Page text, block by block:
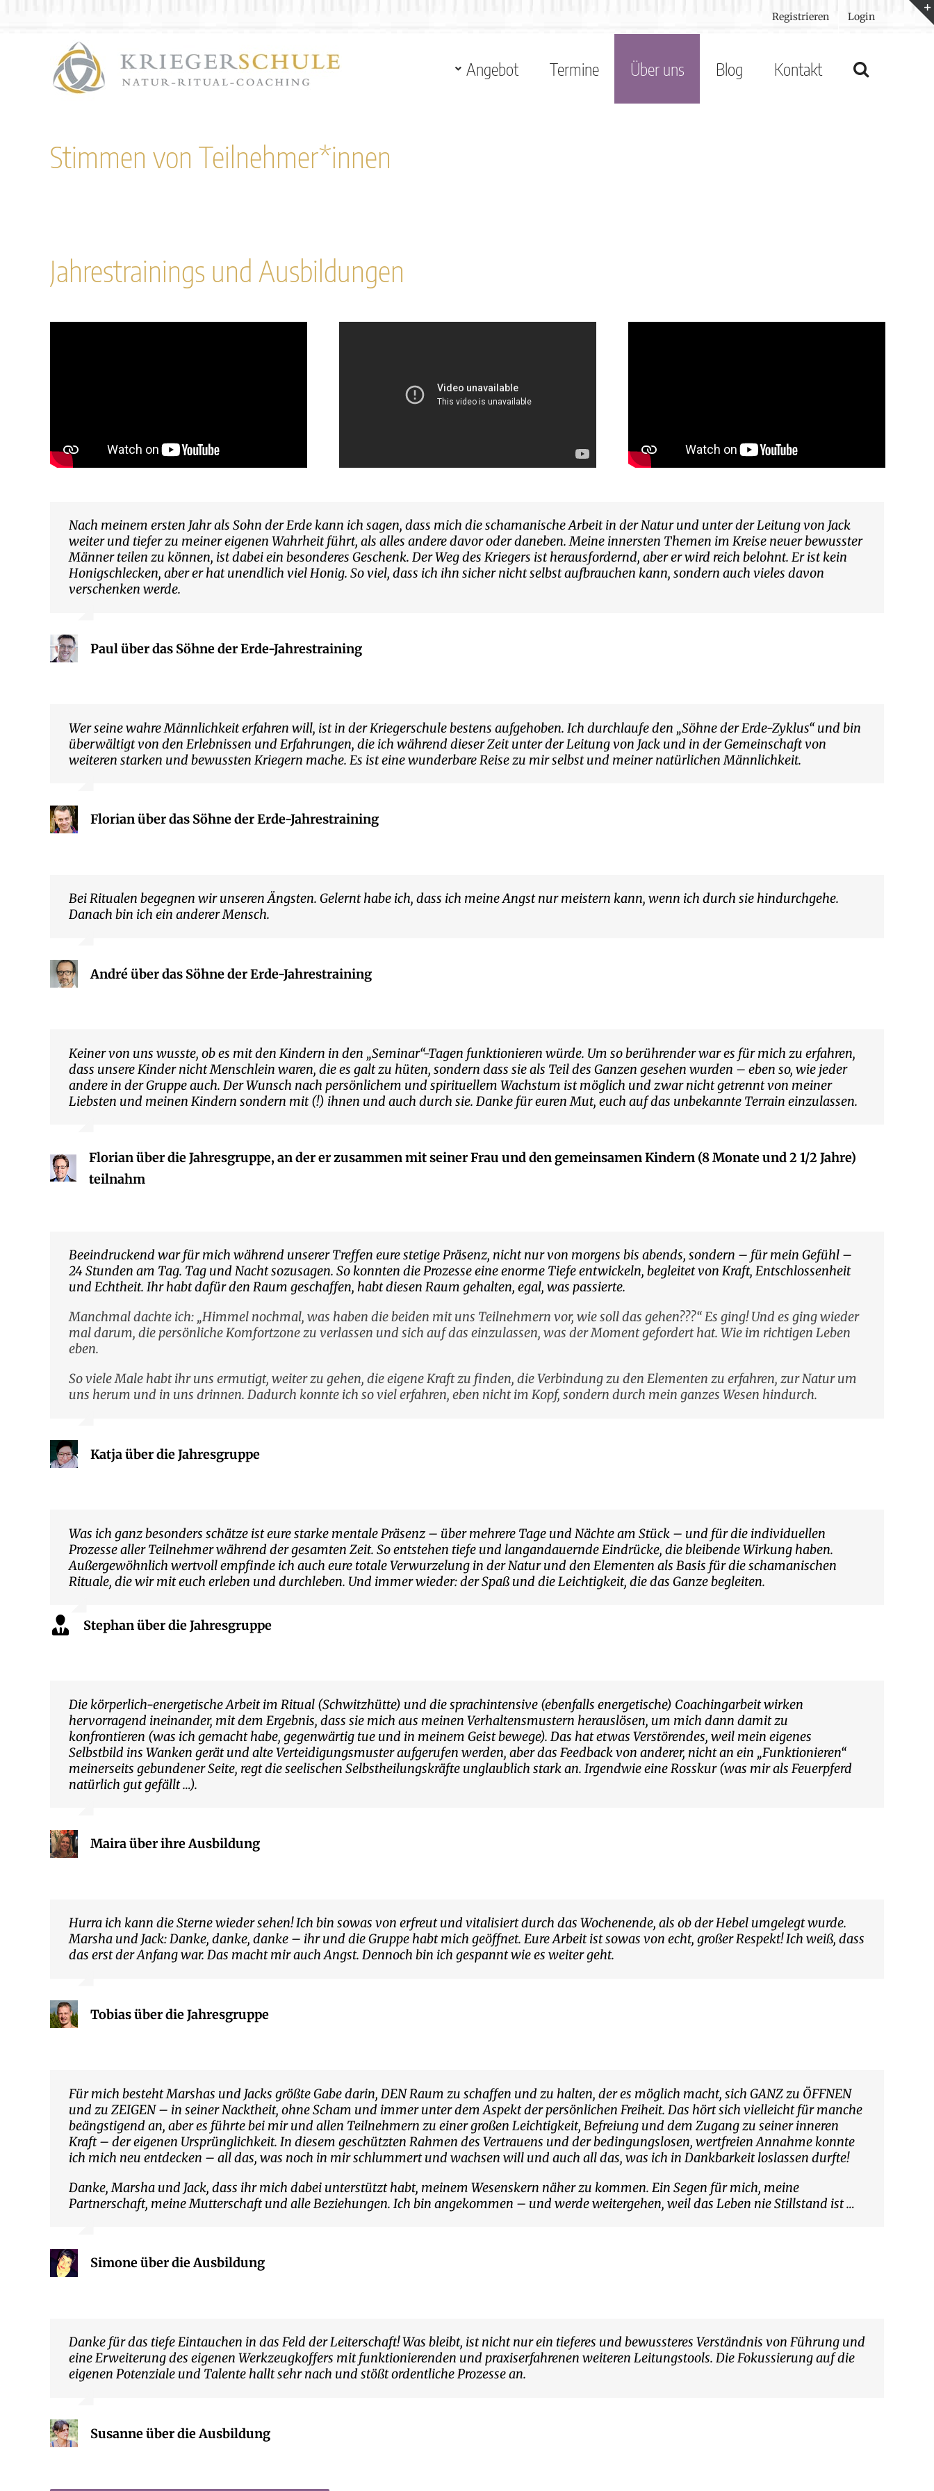
Registrieren Login
Angebot Termine Über uns Blog Kontakt
Stimmen von Teilnehmer*innen
Jahrestrainings und Ausbildungen
Nach meinem ersten Jahr als Sohn der Erde kann ich sagen, dass mich die schamanische Arbeit in der Natur und unter der Leitung von Jack
weiter und tiefer zu meiner eigenen Wahrheit führt, als alles andere davor oder daneben. Meine innersten Themen im Kreise neuer bewusster
Männer teilen zu können, ist dabei ein besonderes Geschenk. Der Weg des Kriegers ist herausfordernd, aber er wird reich belohnt. Er ist kein
Honigschlecken, aber er hat unendlich viel Honig. So viel, dass ich ihn sicher nicht selbst aufbrauchen kann, sondern auch vieles davon
verschenken werde.
Paul über das Söhne der Erde-Jahrestraining
Wer seine wahre Männlichkeit erfahren will, ist in der Kriegerschule bestens aufgehoben. Ich durchlaufe den „Söhne der Erde-Zyklus“ und bin
überwältigt von den Erlebnissen und Erfahrungen, die ich während dieser Zeit unter der Leitung von Jack und in der Gemeinschaft von
weiteren starken und bewussten Kriegern mache. Es ist eine wunderbare Reise zu mir selbst und meiner natürlichen Männlichkeit.
Florian über das Söhne der Erde-Jahrestraining
Bei Ritualen begegnen wir unseren Ängsten. Gelernt habe ich, dass ich meine Angst nur meistern kann, wenn ich durch sie hindurchgehe.
Danach bin ich ein anderer Mensch.
André über das Söhne der Erde-Jahrestraining
Keiner von uns wusste, ob es mit den Kindern in den „Seminar“-Tagen funktionieren würde. Um so berührender war es für mich zu erfahren,
dass unsere Kinder nicht Menschlein waren, die es galt zu hüten, sondern dass sie als Teil des Ganzen gesehen wurden – eben so, wie jeder
andere in der Gruppe auch. Der Wunsch nach persönlichem und spirituellem Wachstum ist möglich und zwar nicht getrennt von meiner
Liebsten und meinen Kindern sondern mit (!) ihnen und auch durch sie. Danke für euren Mut, euch auf das unbekannte Terrain einzulassen.
Florian über die Jahresgruppe, an der er zusammen mit seiner Frau und den gemeinsamen Kindern (8 Monate und 2 1/2 Jahre)
teilnahm
Beeindruckend war für mich während unserer Treffen eure stetige Präsenz, nicht nur von morgens bis abends, sondern – für mein Gefühl –
24 Stunden am Tag. Tag und Nacht sozusagen. So konnten die Prozesse eine enorme Tiefe entwickeln, begleitet von Kraft, Entschlossenheit
und Echtheit. Ihr habt dafür den Raum geschaffen, habt diesen Raum gehalten, egal, was passierte.
Manchmal dachte ich: „Himmel nochmal, was haben die beiden mit uns Teilnehmern vor, wie soll das gehen???“ Es ging! Und es ging wieder
mal darum, die persönliche Komfortzone zu verlassen und sich auf das einzulassen, was der Moment gefordert hat. Wie im richtigen Leben
eben.
So viele Male habt ihr uns ermutigt, weiter zu gehen, die eigene Kraft zu finden, die Verbindung zu den Elementen zu erfahren, zur Natur um
uns herum und in uns drinnen. Dadurch konnte ich so viel erfahren, eben nicht im Kopf, sondern durch mein ganzes Wesen hindurch.
Katja über die Jahresgruppe
Was ich ganz besonders schätze ist eure starke mentale Präsenz – über mehrere Tage und Nächte am Stück – und für die individuellen
Prozesse aller Teilnehmer während der gesamten Zeit. So entstehen tiefe und langandauernde Eindrücke, die bleibende Wirkung haben.
Außergewöhnlich wertvoll empfinde ich auch eure totale Verwurzelung in der Natur und den Elementen als Basis für die schamanischen
Rituale, die wir mit euch erleben und durchleben. Und immer wieder: der Spaß und die Leichtigkeit, die das Ganze begleiten.
Stephan über die Jahresgruppe
Die körperlich-energetische Arbeit im Ritual (Schwitzhütte) und die sprachintensive (ebenfalls energetische) Coachingarbeit wirken
hervorragend ineinander, mit dem Ergebnis, dass sie mich aus meinen Verhaltensmustern herauslösen, um mich dann damit zu
konfrontieren (was ich gemacht habe, gegenwärtig tue und in meinem Geist bewege). Das hat etwas Verstörendes, weil mein eigenes
Selbstbild ins Wanken gerät und alte Verteidigungsmuster aufgerufen werden, aber das Feedback von anderer, nicht an ein „Funktionieren“
meinerseits gebundener Seite, regt die seelischen Selbstheilungskräfte unglaublich stark an. Irgendwie eine Rosskur (was mir als Feuerpferd
natürlich gut gefällt …).
Maira über ihre Ausbildung
Hurra ich kann die Sterne wieder sehen! Ich bin sowas von erfreut und vitalisiert durch das Wochenende, als ob der Hebel umgelegt wurde.
Marsha und Jack: Danke, danke, danke – ihr und die Gruppe habt mich geöffnet. Eure Arbeit ist sowas von echt, großer Respekt! Ich weiß, dass
das erst der Anfang war. Das macht mir auch Angst. Dennoch bin ich gespannt wie es weiter geht.
Tobias über die Jahresgruppe
Für mich besteht Marshas und Jacks größte Gabe darin, DEN Raum zu schaffen und zu halten, der es möglich macht, sich GANZ zu ÖFFNEN
und zu ZEIGEN – in seiner Nacktheit, ohne Scham und immer unter dem Aspekt der persönlichen Freiheit. Das hört sich vielleicht für manche
beängstigend an, aber es führte bei mir und allen Teilnehmern zu einer großen Leichtigkeit, Befreiung und dem Zugang zu seiner inneren
Kraft – der eigenen Ursprünglichkeit. In diesem geschützten Rahmen des Vertrauens und der bedingungslosen, wertfreien Annahme konnte
ich mich neu entdecken – all das, was noch in mir schlummert und wachsen will und auch all das, was ich in Dankbarkeit loslassen durfte!
Danke, Marsha und Jack, dass ihr mich dabei unterstützt habt, meinem Wesenskern näher zu kommen. Ein Segen für mich, meine
Partnerschaft, meine Mutterschaft und alle Beziehungen. Ich bin angekommen – und werde weitergehen, weil das Leben nie Stillstand ist …
Simone über die Ausbildung
Danke für das tiefe Eintauchen in das Feld der Leiterschaft! Was bleibt, ist nicht nur ein tieferes und bewussteres Verständnis von Führung und
eine Erweiterung des eigenen Werkzeugkoffers mit funktionierenden und praxiserfahrenen weiteren Leitungstools. Die Fokussierung auf die
eigenen Potenziale und Talente hallt sehr nach und stößt ordentliche Prozesse an.
Susanne über die Ausbildung